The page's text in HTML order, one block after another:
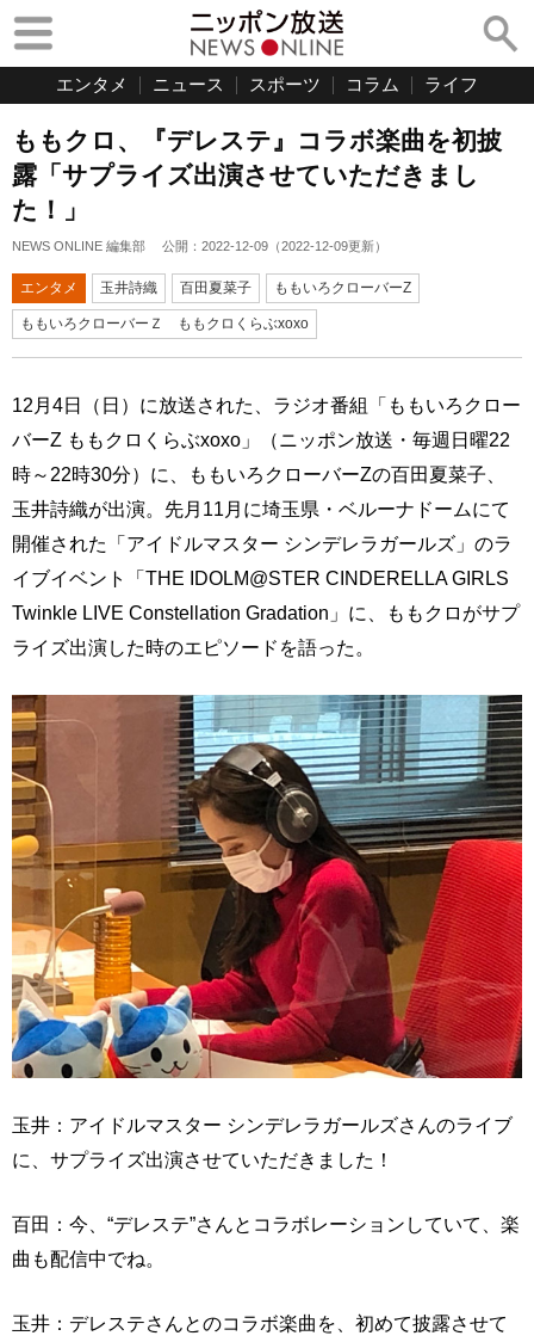
エンタメ ニュース スポーツ コラム ライフ
ももクロ、『デレステ』コラボ楽曲を初披
露「サプライズ出演させていただきまし
た！」
NEWS ONLINE 編集部 公開： 2022-12-09 （2022-12-09更新）
エンタメ 玉井詩織 百田夏菜子 ももいろクローバーZ
ももいろクローバーＺ ももクロくらぶxoxo
12月4日（日）に放送された、ラジオ番組「ももいろクロー
バーZ ももクロくらぶxoxo」（ニッポン放送・毎週日曜22
時～22時30分）に、ももいろクローバーZの百田夏菜子、
玉井詩織が出演。先月11月に埼玉県・ベルーナドームにて
開催された「アイドルマスター シンデレラガールズ」のラ
イブイベント「THE IDOLM@STER CINDERELLA GIRLS
Twinkle LIVE Constellation Gradation」に、ももクロがサプ
ライズ出演した時のエピソードを語った。
玉井：アイドルマスター シンデレラガールズさんのライブ
に、サプライズ出演させていただきました！
百田：今、“デレステ”さんとコラボレーションしていて、楽
曲も配信中でね。
玉井：デレステさんとのコラボ楽曲を、初めて披露させて